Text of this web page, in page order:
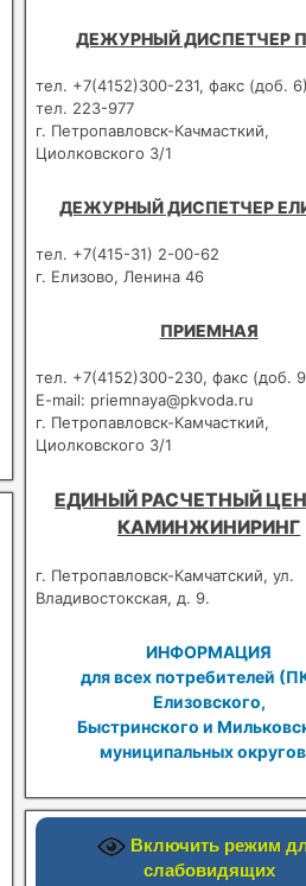
ДЕЖУРНЫЙ ДИСПЕТЧЕР
тел. +7(4152)300-231, факс (доб.
тел. 223-977
г. Петропавловск-Качмасткий,
Циолковского 3/1
ДЕЖУРНЫЙ ДИСПЕТЧЕР
тел. +7(415-31) 2-00-62
г. Елизово, Ленина 46
ПРИЕМНАЯ
тел. +7(4152)300-230, факс (доб.
E-mail: priemnaya@pkvoda.ru
г. Петропавловск-Камчасткий,
Циолковского 3/1
ЕДИНЫЙ РАСЧЕТНЫЙ
КАМИНЖИНИРИНГ
г. Петропавловск-Камчатский, ул.
Владивостокская, д. 9.
ИНФОРМАЦИЯ
для всех потребителей
Елизовского,
Быстринского и
муниципальных
Включить режим
слабовидящих